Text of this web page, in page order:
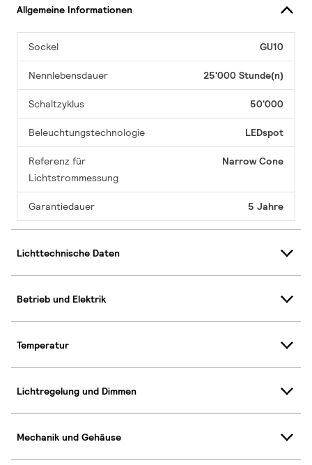
Allgemeine Informationen
Sockel GU10
Nennlebensdauer 25'000 Stunde(n)
Schaltzyklus 50'000
Beleuchtungstechnologie LEDspot
Referenz für
Lichtstrommessung
Narrow Cone
Garantiedauer 5 Jahre
Lichttechnische Daten
Betrieb und Elektrik
Temperatur
Lichtregelung und Dimmen
Mechanik und Gehäuse